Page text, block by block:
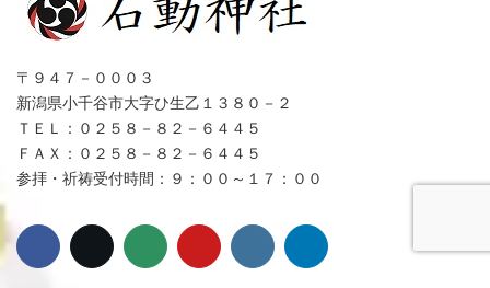
〒９４７－０００３
新潟県小千谷市大字ひ生乙１３８０－２
ＴＥＬ：０２５８－８２－６４４５
ＦＡＸ：０２５８－８２－６４４５
参拝・祈祷受付時間：９：００～１７：００